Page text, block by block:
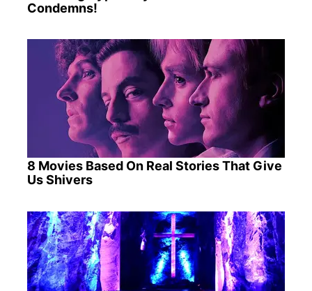
Condemns!
8 Movies Based On Real Stories That Give
Us Shivers